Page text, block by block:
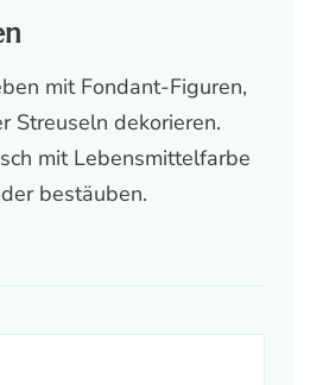
mit Fondant-Figuren,
Streuseln dekorieren.
mit Lebensmittelfarbe
bestäuben.